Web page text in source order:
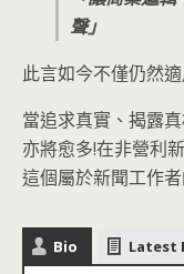
聲」
此言如今不僅仍然
當追求真實、揭露
亦將愈多!在非營利
這個屬於新聞工作
Bio Latest